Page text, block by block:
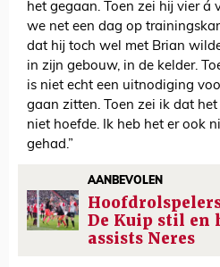
het gegaan. Toen zei hij vier á
we net een dag op
dat hij toch wel met Brian
in zijn gebouw, in de kelder.
is niet echt een uitnodiging
gaan zitten. Toen zei ik dat
niet hoefde. Ik heb het er ook
gehad.”
AANBEVOLEN
De Kuip stil en
assists Neres